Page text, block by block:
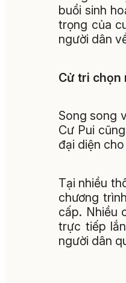
buổi sinh
trọng của
người dân
Cử tri chọn
Song song
Cư Pui
đại diện
Tại nhiều
chương
cấp. Nhiều
trực tiếp
người dân